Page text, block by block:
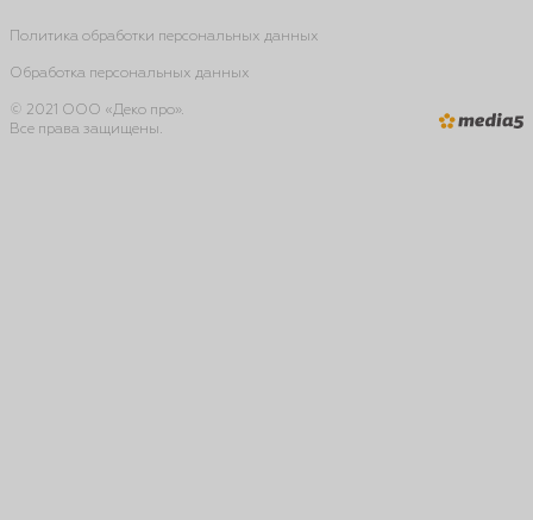
Политика обработки персональных данных
Обработка персональных данных
© 2021 ООО «Деко про».
Все права защищены.